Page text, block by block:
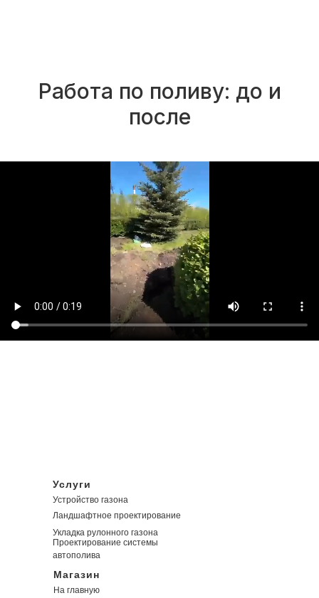
Работа по поливу: до и
после
На главную
Магазин
Проектирование системы
автополива
Укладка рулонного газона
Ландшафтное проектирование
Устройство газона
Услуги